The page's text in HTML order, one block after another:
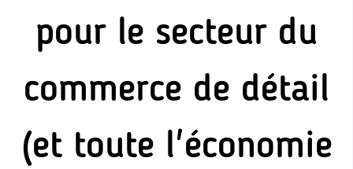
pour le secteur du
commerce de détail
(et toute l'économie